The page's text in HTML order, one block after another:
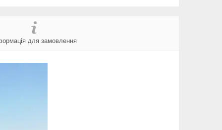
для замовлення